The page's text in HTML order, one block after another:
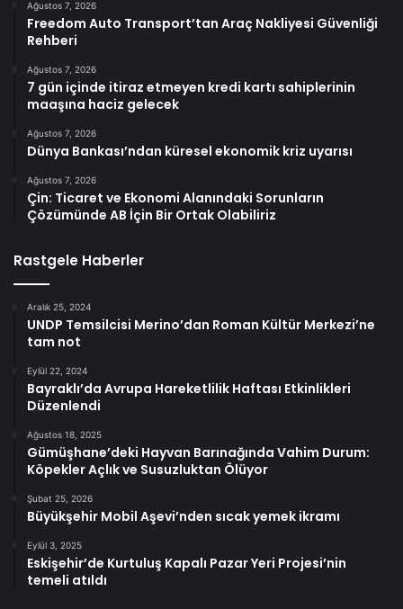
Ağustos 7, 2026
Freedom Auto Transport’tan Araç Nakliyesi Güvenliği
Rehberi
Ağustos 7, 2026
7 gün içinde itiraz etmeyen kredi kartı sahiplerinin
maaşına haciz gelecek
Ağustos 7, 2026
Dünya Bankası’ndan küresel ekonomik kriz uyarısı
Ağustos 7, 2026
Çin: Ticaret ve Ekonomi Alanındaki Sorunların
Çözümünde AB İçin Bir Ortak Olabiliriz
Rastgele Haberler
Aralık 25, 2024
UNDP Temsilcisi Merino’dan Roman Kültür Merkezi’ne
tam not
Eylül 22, 2024
Bayraklı’da Avrupa Hareketlilik Haftası Etkinlikleri
Düzenlendi
Ağustos 18, 2025
Gümüşhane’deki Hayvan Barınağında Vahim Durum:
Köpekler Açlık ve Susuzluktan Ölüyor
Şubat 25, 2026
Büyükşehir Mobil Aşevi’nden sıcak yemek ikramı
Eylül 3, 2025
Eskişehir’de Kurtuluş Kapalı Pazar Yeri Projesi’nin
temeli atıldı